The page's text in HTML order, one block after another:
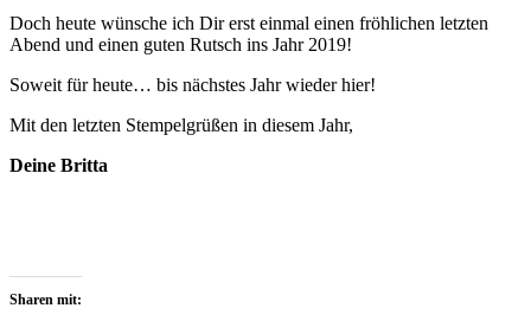
Doch heute wünsche ich Dir erst einmal einen fröhlichen letzten
Abend und einen guten Rutsch ins Jahr 2019!
Soweit für heute… bis nächstes Jahr wieder hier!
Mit den letzten Stempelgrüßen in diesem Jahr,
Deine Britta
Sharen mit: